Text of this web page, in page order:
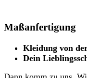
Maßanfertigung
Kleidung von
Dein